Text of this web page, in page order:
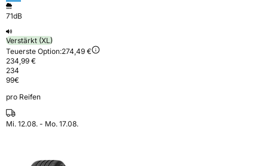
71dB
Verstärkt (XL)
Teuerste Option:274,49 €
234,99 €
234
99€
pro Reifen
Mi. 12.08. - Mo. 17.08.